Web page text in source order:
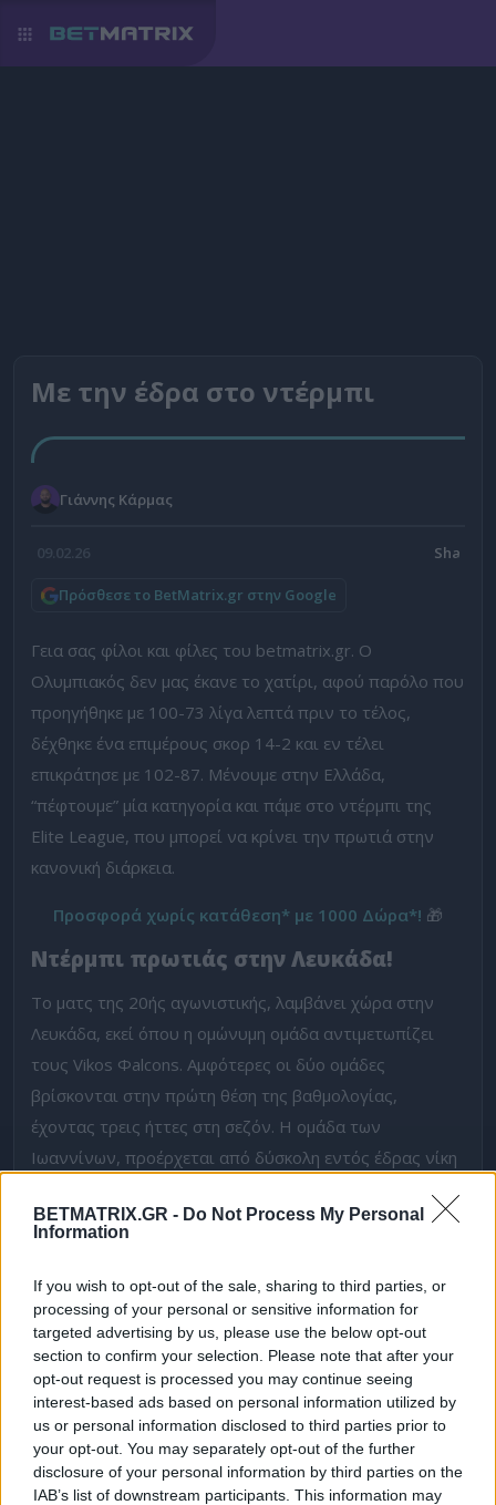
BETMATRIX.GR - Do Not Process My Personal
Information
If you wish to opt-out of the sale, sharing to third parties, or
processing of your personal or sensitive information for
targeted advertising by us, please use the below opt-out
section to confirm your selection. Please note that after your
opt-out request is processed you may continue seeing
interest-based ads based on personal information utilized by
us or personal information disclosed to third parties prior to
your opt-out. You may separately opt-out of the further
disclosure of your personal information by third parties on the
IAB’s list of downstream participants. This information may
Με την έδρα στο ντέρμπι
Γιάννης Κάρμας
09.02.26
Πρόσθεσε το BetMatrix.gr στην Google
Γεια σας φίλοι και φίλες του betmatrix.gr. Ο
Ολυμπιακός δεν μας έκανε το χατίρι, αφού παρόλο που
προηγήθηκε με 100-73 λίγα λεπτά πριν το τέλος,
δέχθηκε ένα επιμέρους σκορ 14-2 και εν τέλει
επικράτησε με 102-87. Μένουμε στην Ελλάδα,
“πέφτουμε” μία κατηγορία και πάμε στο ντέρμπι της
Elite League, που μπορεί να κρίνει την πρωτιά στην
κανονική διάρκεια.
Προσφορά χωρίς κατάθεση* με 1000 Δώρα*! 🎁
Ντέρμπι πρωτιάς στην Λευκάδα!
Το ματς της 20ής αγωνιστικής, λαμβάνει χώρα στην
Λευκάδα, εκεί όπου η ομώνυμη ομάδα αντιμετωπίζει
τους Vikos Φalcons. Αμφότερες οι δύο ομάδες
βρίσκονται στην πρώτη θέση της βαθμολογίας,
έχοντας τρεις ήττες στη σεζόν. Η ομάδα των
Ιωαννίνων, προέρχεται από δύσκολη εντός έδρας νίκη
άλλη, η Δόξα, που είχε ρεπό την περασμένη αγωνιστική,
απέναντι στην Χαλκίδα. Θυμίζουμε πως στο παιχνίδι
του πρώτου γύρου, η ομάδα της Λευκάδας είχε
αποδράσει από τα Ιωάννινα, κερδίζοντας με 74-71.
Την αδικούν οι αποδόσεις!
Η Δόξα Λευκάδας στην έδρα της είναι αρκετά ισχυρή,
έχοντας χάσει μόνο από τον Κόροιβο Αμαλιάδας. Είναι
σε αρκετά καλή κατάσταση και ταυτόχρονα ενισχυμένη.